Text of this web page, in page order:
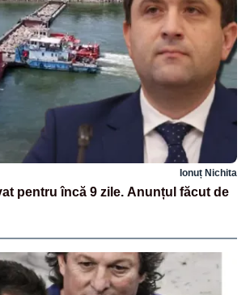
Ionuț Nichita
pentru încă 9 zile. Anunțul făcut de